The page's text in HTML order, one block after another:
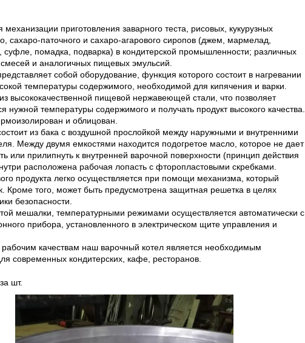
приготовления заварного теста, рисовых, кукурузных
сахаро-паточного и сахаро-агарового сиропов (джем, мармелад,
суфле, помадка, подварка) в кондитерской промышленности; различных
и аналогичных пищевых эмульсий.
собой оборудование, функция которого состоит в нагревании
температуры содержимого, необходимой для кипячения и варки.
из высококачественной пищевой нержавеющей стали, что позволяет
нужной температуры содержимого и получать продукт высокого качества.
и облицован.
из бака с воздушной прослойкой между наружными и внутренними
Между двумя емкостями находится подогретое масло, которое не дает
или прилипнуть к внутренней варочной поверхности (принцип действия
расположена рабочая лопасть с фторопластовыми скребками.
продукта легко осуществляется при помощи механизма, который
Кроме того, может быть предусмотрена защитная решетка в целях
безопасности.
мешалки, температурными режимами осуществляется автоматически с
прибора, установленного в электрическом щите управления и
качествам наш варочный котел является необходимым
современных кондитерских, кафе, ресторанов.
шт.